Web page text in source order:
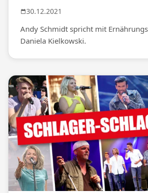
30.12.2021
Andy Schmidt spricht mit
Daniela Kielkowski.